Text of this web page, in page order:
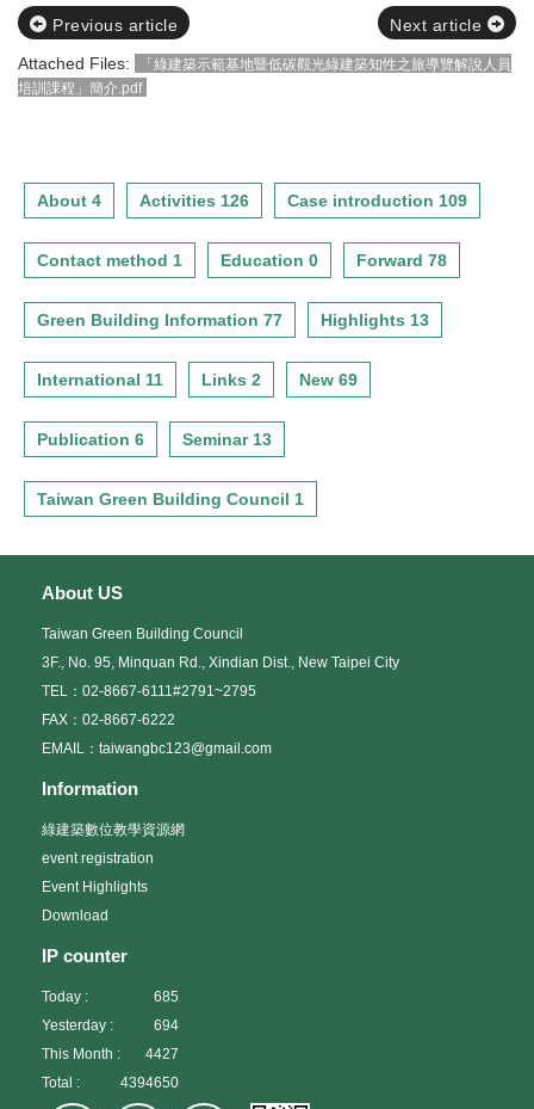
Previous article
Next article
Attached Files:
「綠建築示範基地暨低碳觀光綠建築知性之旅導覽解說人員
培訓課程」簡介.pdf
About 4 Activities 126 Case introduction 109
Contact method 1 Education 0 Forward 78
Green Building Information 77 Highlights 13
International 11 Links 2 New 69
Publication 6 Seminar 13
Taiwan Green Building Council 1
About US
Taiwan Green Building Council
3F., No. 95, Minquan Rd., Xindian Dist., New Taipei City
TEL：02-8667-6111#2791~2795
FAX：02-8667-6222
EMAIL：taiwangbc123@gmail.com
Information
綠建築數位教學資源網
event registration
Event Highlights
Download
IP counter
Today :
685
Yesterday :
694
This Month :
4427
Total :
4394650